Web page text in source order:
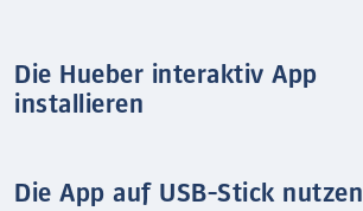
Die Hueber interaktiv App
installieren
Die App auf USB-Stick nutzen